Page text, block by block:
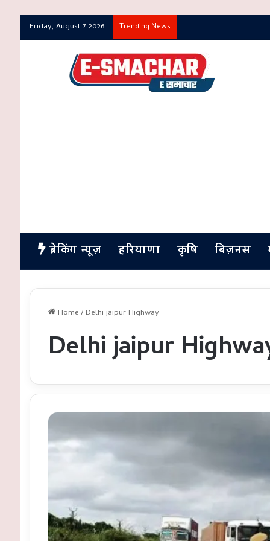
Friday, August 7 2026 Trending News
ब्रेकिंग न्यूज़ हरियाणा कृषि बिज़नस
Home/ Delhi jaipur Highway
Delhi jaipur